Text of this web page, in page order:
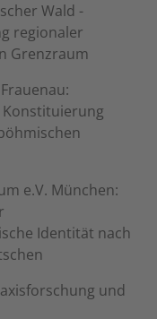
Wald -
regionaler
Grenzraum
e.V. München:
Identität nach
und